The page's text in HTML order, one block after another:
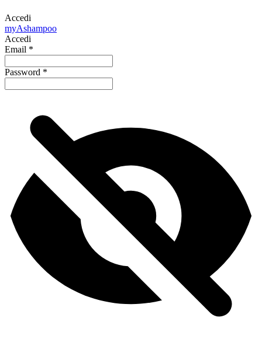
Accedi
myAshampoo
Accedi
Email *
Password *